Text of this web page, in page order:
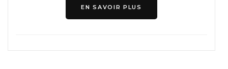
EN SAVOIR PLUS